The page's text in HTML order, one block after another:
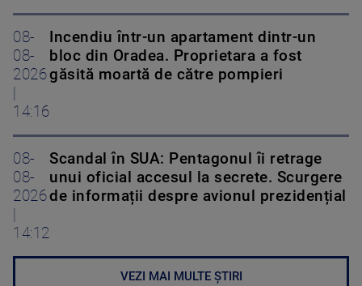
08-
08-
2026
14:16
Incendiu într-un apartament dintr-un
bloc din Oradea. Proprietara a fost
găsită moartă de către pompieri
08-
08-
2026
14:12
Scandal în SUA: Pentagonul îi retrage
unui oficial accesul la secrete. Scurgere
de informații despre avionul prezidențial
VEZI MAI MULTE ȘTIRI